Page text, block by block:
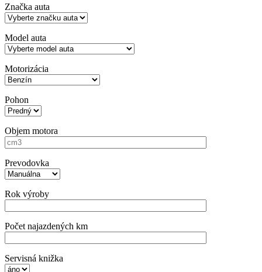
Značka auta
Model auta
Motorizácia
Pohon
Objem motora
Prevodovka
Rok výroby
Počet najazdených km
Servisná knižka